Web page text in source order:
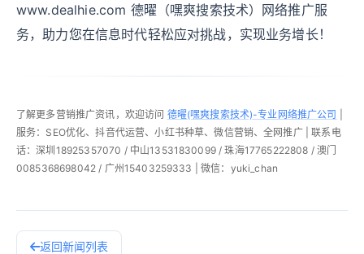
www.dealhie.com 德曜（嘿爽搜索技术）网络推广服
务，助力您在信息时代轻松应对挑战，实现业务增长！
了解更多营销推广资讯，欢迎访问 德曜(嘿爽搜索技术)-专业网络推广公司
服务：SEO优化、抖音代运营、小红书种草、微信营销、全网推广 | 联系电
话：深圳18925357070 / 中山13531830099 / 珠海17765222808 / 澳门
0085368698042 / 广州15403259333 | 微信：yuki_chan
返回新闻列表